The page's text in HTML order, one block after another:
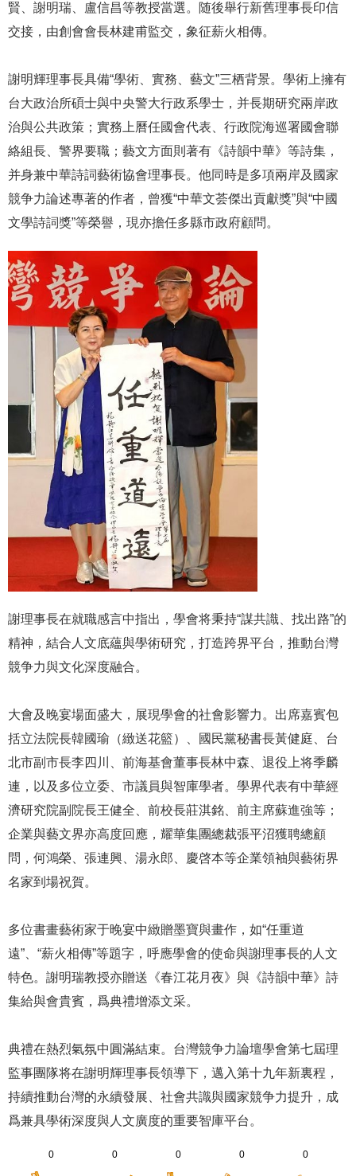
賢、謝明瑞、盧信昌等教授當選。随後舉行新舊理事長印信
交接，由創會會長林建甫監交，象征薪火相傳。
謝明輝理事長具備“學術、實務、藝文”三栖背景。學術上擁有
台大政治所碩士與中央警大行政系學士，并長期研究兩岸政
治與公共政策；實務上曆任國會代表、行政院海巡署國會聯
絡組長、警界要職；藝文方面則著有《詩韻中華》等詩集，
并身兼中華詩詞藝術協會理事長。他同時是多項兩岸及國家
競争力論述專著的作者，曾獲“中華文荟傑出貢獻獎”與“中國
文學詩詞獎”等榮譽，現亦擔任多縣市政府顧問。
謝理事長在就職感言中指出，學會将秉持“謀共識、找出路”的
精神，結合人文底蘊與學術研究，打造跨界平台，推動台灣
競争力與文化深度融合。
大會及晚宴場面盛大，展現學會的社會影響力。出席嘉賓包
括立法院長韓國瑜（緻送花籃）、國民黨秘書長黃健庭、台
北市副市長李四川、前海基會董事長林中森、退役上将季麟
連，以及多位立委、市議員與智庫學者。學界代表有中華經
濟研究院副院長王健全、前校長莊淇銘、前主席蘇進強等；
企業與藝文界亦高度回應，耀華集團總裁張平沼獲聘總顧
問，何鴻榮、張連興、湯永郎、慶啓本等企業領袖與藝術界
名家到場祝賀。
多位書畫藝術家于晚宴中緻贈墨寶與畫作，如“任重道
遠”、“薪火相傳”等題字，呼應學會的使命與謝理事長的人文
特色。謝明瑞教授亦贈送《春江花月夜》與《詩韻中華》詩
集給與會貴賓，爲典禮增添文采。
典禮在熱烈氣氛中圓滿結束。台灣競争力論壇學會第七屆理
監事團隊将在謝明輝理事長領導下，邁入第十九年新裏程，
持續推動台灣的永續發展、社會共識與國家競争力提升，成
爲兼具學術深度與人文廣度的重要智庫平台。
0 0 0 0 0